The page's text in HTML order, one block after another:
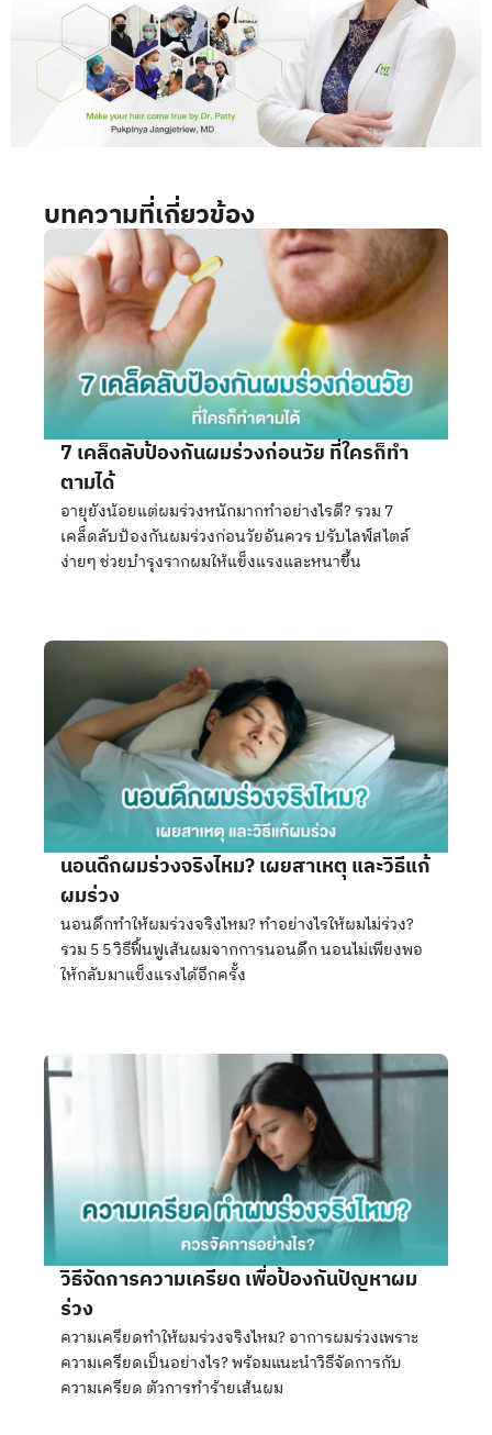
บทความที่เกี่ยวข้อง
7 เคล็ดลับป้องกันผมร่วงก่อนวัย ที่ใครก็ทำ
ตามได้
อายุยังน้อยแต่ผมร่วงหนักมากทำอย่างไรดี? รวม 7
เคล็ดลับป้องกันผมร่วงก่อนวัยอันควร ปรับไลฟ์สไตล์
ง่ายๆ ช่วยบำรุงรากผมให้แข็งแรงและหนาขึ้น
นอนดึกผมร่วงจริงไหม? เผยสาเหตุ และวิธีแก้
ผมร่วง
นอนดึกทำให้ผมร่วงจริงไหม? ทำอย่างไรให้ผมไม่ร่วง?
รวม 5 5 วิธีฟื้นฟูเส้นผมจากการนอนดึก นอนไม่เพียงพอ
ให้กลับมาแข็งแรงได้อีกครั้ง
วิธีจัดการความเครียด เพื่อป้องกันปัญหาผม
ร่วง
ความเครียดทำให้ผมร่วงจริงไหม? อาการผมร่วงเพราะ
ความเครียดเป็นอย่างไร? พร้อมแนะนำวิธีจัดการกับ
ความเครียด ตัวการทำร้ายเส้นผม